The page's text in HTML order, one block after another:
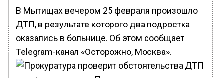
В Мытищах вечером 25 февраля произошло
ДТП, в результате которого два подростка
оказались в больнице. Об этом сообщает
Telegram-канал «Осторожно, Москва».